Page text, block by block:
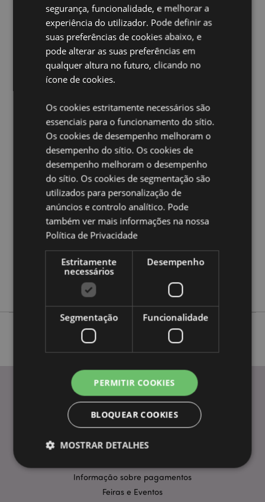
Descrição do Produto
Fada Floral em Jardim Floral em Mini Saco
Material:Resina e Papel
Quer saber mais acerca de comprar na Puckator?
a nossaGuia de informação para o cliente.
Caracteristicas do Produto
Informação
Fairy Altura 3.5-4cm Largura 4cm
Profundidade 2 - 2.5cm Bolsa 5.5 x 5.5 x 2.5cm
5055071747472
288
0.027000
Não
Não
INFORMAÇÃO
Entregas e Envios
Informação sobre pagamentos
Feiras e Eventos
segurança, funcionalidade, e melhorar a
experiência do utilizador. Pode definir as
suas preferências de cookies abaixo, e
pode alterar as suas preferências em
qualquer altura no futuro, clicando no
ícone de cookies.
Os cookies estritamente necessários são
essenciais para o funcionamento do sítio.
Os cookies de desempenho melhoram o
desempenho do sítio. Os cookies de
desempenho melhoram o desempenho
do sítio. Os cookies de segmentação são
utilizados para personalização de
anúncios e controlo analítico. Pode
também ver mais informações na nossa
Política de Privacidade
Estritamente
necessários
Desempenho
Segmentação Funcionalidade
PERMITIR COOKIES
BLOQUEAR COOKIES
MOSTRAR DETALHES
Estritamente necessários
Desempenho